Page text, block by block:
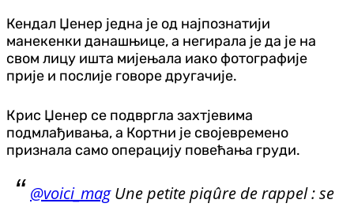
Кендал Џенер једна је од најпознатији
манекенки данашњице, а негирала је да је на
свом лицу ишта мијењала иако фотографије
прије и послије говоре другачије.
Крис Џенер се подвргла захтјевима
подмлађивања, а Кортни је својевремено
признала само операцију повећања груди.
@voici_magUne petite piqûre de rappel : se